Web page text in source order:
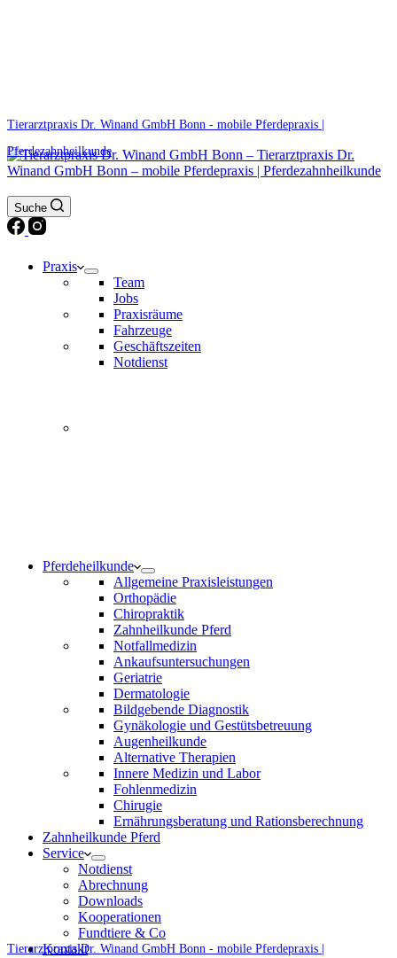
Tierarztpraxis Dr. Winand GmbH Bonn - mobile Pferdepraxis |
Pferdezahnheilkunde
Suche
Praxis
Team
Jobs
Praxisräume
Fahrzeuge
Geschäftszeiten
Notdienst
Pferdeheilkunde
Allgemeine Praxisleistungen
Orthopädie
Chiropraktik
Zahnheilkunde Pferd
Notfallmedizin
Ankaufsuntersuchungen
Geriatrie
Dermatologie
Bildgebende Diagnostik
Gynäkologie und Gestütsbetreuung
Augenheilkunde
Alternative Therapien
Innere Medizin und Labor
Fohlenmedizin
Chirugie
Ernährungsberatung und Rationsberechnung
Zahnheilkunde Pferd
Service
Notdienst
Abrechnung
Downloads
Kooperationen
Fundtiere & Co
Kontakt
Tierarztpraxis Dr. Winand GmbH Bonn - mobile Pferdepraxis |